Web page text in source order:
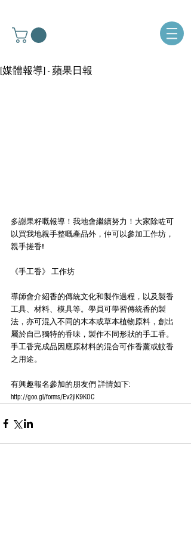
[媒體報導] - 蘋果日報
多謝果籽嘅報導！我地會繼續努力！大家除咗可
以買我地親手整嘅產品外，仲可以參加工作坊，
親手搓香!!
《手工香》 工作坊
導師會介紹香的傳統文化和製作過程，以及製香
工具、材料、模具等。學員可學習傳統香的製
法，亦可混入不同的木本或草本植物原料，創出
屬於自己獨特的香味，製作不同形狀的手工香。
手工香完成品因應原材料的混合可作香薰或蚊香
之用途。
有興趣報名參加的朋友們 詳情如下:
http://goo.gl/forms/Ev2jIK9KOC